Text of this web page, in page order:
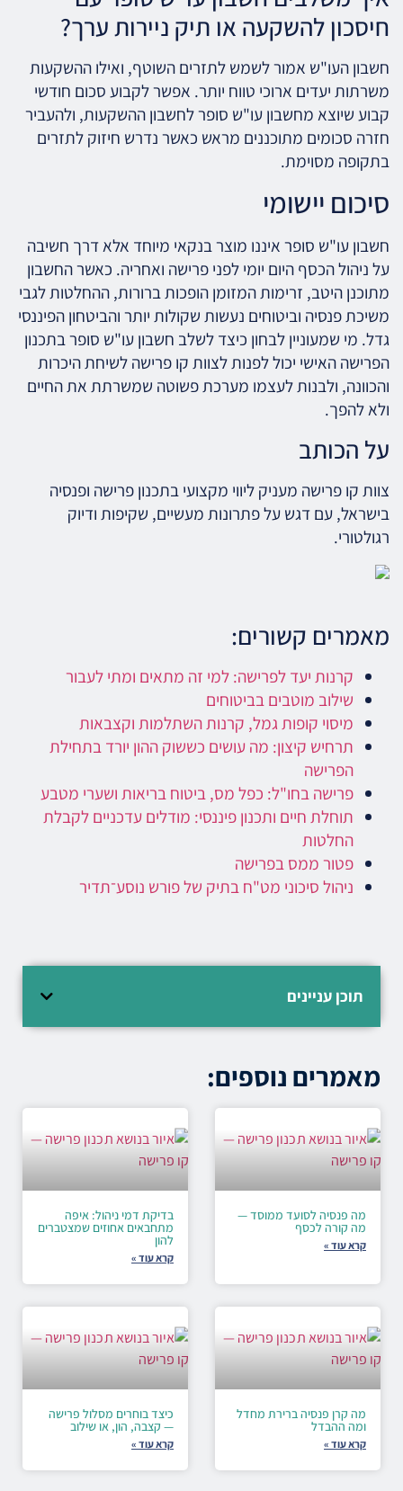
חיסכון להשקעה או תיק ניירות ערך?
חשבון העו"ש אמור לשמש לתזרים השוטף, ואילו ההשקעות
משרתות יעדים ארוכי טווח יותר. אפשר לקבוע סכום חודשי
קבוע שיוצא מחשבון עו"ש סופר לחשבון ההשקעות, ולהעביר
חזרה סכומים מתוכננים מראש כאשר נדרש חיזוק לתזרים
בתקופה מסוימת.
סיכום יישומי
חשבון עו"ש סופר איננו מוצר בנקאי מיוחד אלא דרך חשיבה
על ניהול הכסף היום יומי לפני פרישה ואחריה. כאשר החשבון
מתוכנן היטב, זרימות המזומן הופכות ברורות, ההחלטות לגבי
משיכת פנסיה וביטוחים נעשות שקולות יותר והביטחון הפיננסי
גדל. מי שמעוניין לבחון כיצד לשלב חשבון עו"ש סופר בתכנון
הפרישה האישי יכול לפנות לצוות קו פרישה לשיחת היכרות
והכוונה, ולבנות לעצמו מערכת פשוטה שמשרתת את החיים
ולא להפך.
על הכותב
צוות קו פרישה מעניק ליווי מקצועי בתכנון פרישה ופנסיה
בישראל, עם דגש על פתרונות מעשיים, שקיפות ודיוק
רגולטורי.
מאמרים קשורים:
קרנות יעד לפרישה: למי זה מתאים ומתי לעבור
שילוב מוטבים בביטוחים
מיסוי קופות גמל, קרנות השתלמות וקצבאות
תרחיש קיצון: מה עושים כששוק ההון יורד בתחילת
הפרישה
פרישה בחו"ל: כפל מס, ביטוח בריאות ושערי מטבע
תוחלת חיים ותכנון פיננסי: מודלים עדכניים לקבלת
החלטות
פטור ממס בפרישה
ניהול סיכוני מט"ח בתיק של פורש נוסע־תדיר
תוכן עניינים
מאמרים נוספים:
מה פנסיה לסועד ממוסד —
מה קורה לכסף
קרא עוד »
בדיקת דמי ניהול: איפה
מתחבאים אחוזים שמצטברים
להון
קרא עוד »
מה קרן פנסיה ברירת מחדל
ומה ההבדל
קרא עוד »
כיצד בוחרים מסלול פרישה
— קצבה, הון, או שילוב
קרא עוד »